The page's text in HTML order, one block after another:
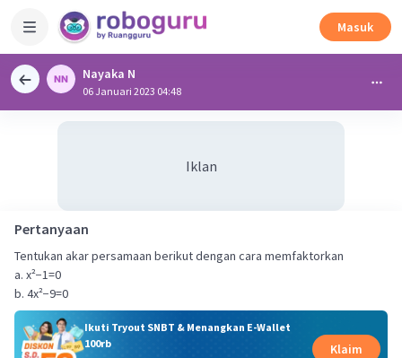
Masuk
Nayaka N
06 Januari 2023 04:48
Iklan
Pertanyaan
Tentukan akar persamaan berikut dengan cara memfaktorkan
a. x²−1=0
b. 4x²−9=0
Ikuti Tryout SNBT & Menangkan E-Wallet
100rb
Klaim